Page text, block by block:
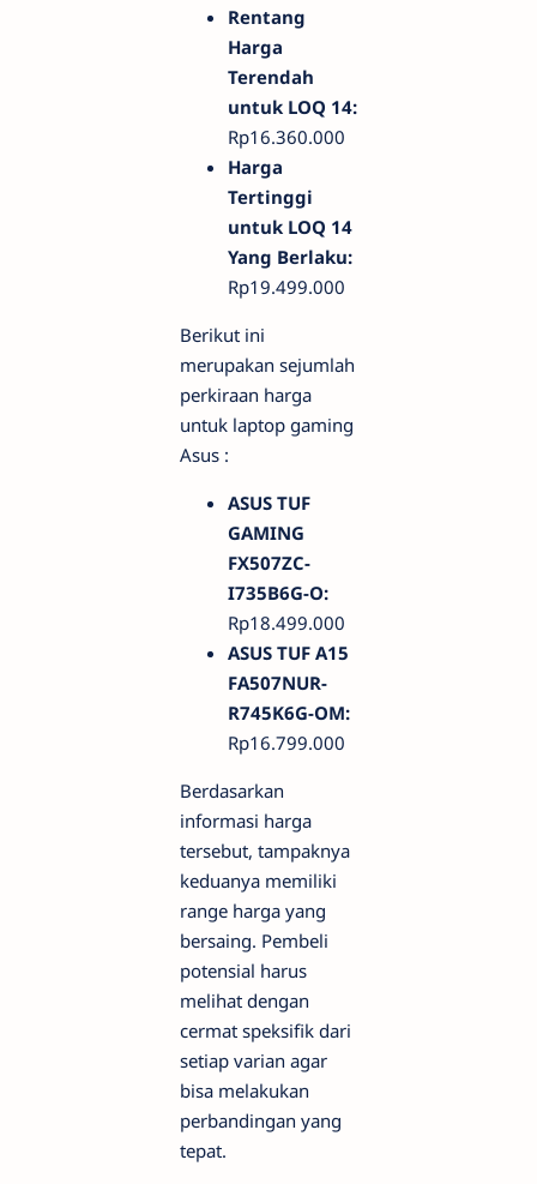
Rentang
Harga
Terendah
untuk LOQ 14:
Rp16.360.000
Harga
Tertinggi
untuk LOQ 14
Yang Berlaku:
Rp19.499.000
Berikut ini
merupakan sejumlah
perkiraan harga
untuk laptop gaming
Asus :
ASUS TUF
GAMING
FX507ZC-
I735B6G-O:
Rp18.499.000
ASUS TUF A15
FA507NUR-
R745K6G-OM:
Rp16.799.000
Berdasarkan
informasi harga
tersebut, tampaknya
keduanya memiliki
range harga yang
bersaing. Pembeli
potensial harus
melihat dengan
cermat speksifik dari
setiap varian agar
bisa melakukan
perbandingan yang
tepat.